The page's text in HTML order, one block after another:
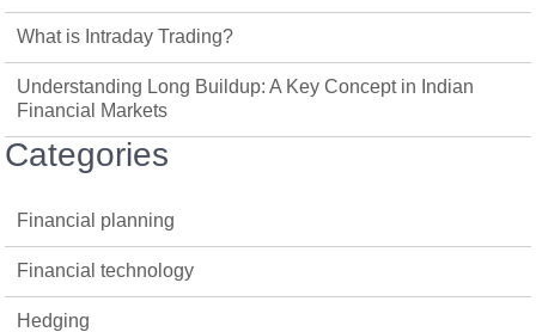
What is Intraday Trading?
Understanding Long Buildup: A Key Concept in Indian
Financial Markets
Categories
Financial planning
Financial technology
Hedging